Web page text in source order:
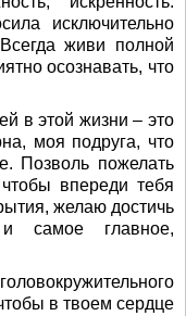
исключительно
живи полной
осознавать, что
в этой жизни – это
моя подруга, что
Позволь пожелать
впереди тебя
желаю достичь
самое главное,
в твоем сердце